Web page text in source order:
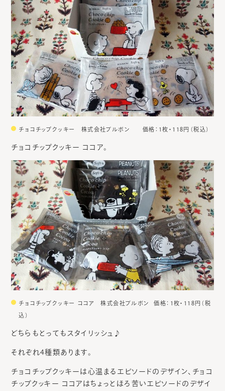
チョコチップクッキー 株式会社ブルボン 価格：1枚・118円（税込）
チョコチップクッキー ココア。
チョコチップクッキー ココア 株式会社ブルボン 価格：1枚・118円（税
込）
どちらもとってもスタイリッシュ♪
それぞれ4種類あります。
チョコチップクッキーは心温まるエピソードのデザイン、チョコ
チップクッキー ココアはちょっとほろ苦いエピソードのデザイ